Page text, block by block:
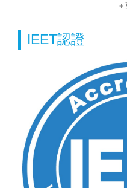
IEET認證